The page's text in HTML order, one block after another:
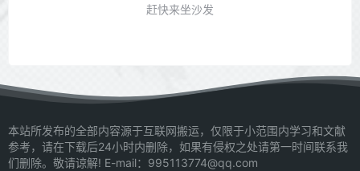
赶快来坐沙发
本站所发布的全部内容源于互联网搬运，仅限于小范围内学习和文献
参考，请在下载后24小时内删除，如果有侵权之处请第一时间联系我
们删除。敬请谅解! E-mail：995113774@qq.com